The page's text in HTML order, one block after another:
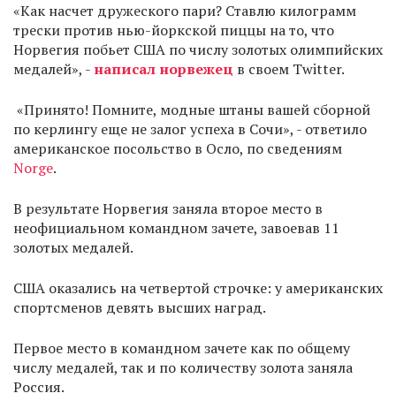
«Как насчет дружеского пари? Ставлю килограмм
трески против нью-йоркской пиццы на то, что
Норвегия побьет США по числу золотых олимпийских
медалей», - написал норвежец в своем Twitter.
«Принято! Помните, модные штаны вашей сборной
по кeрлингу еще не залог успеха в Сочи», - ответило
американское посольство в Осло, по сведениям
Norge.
В результате Норвегия заняла второе место в
неофициальном командном зачете, завоевав 11
золотых медалей.
США оказались на четвертой строчке: у американских
спортсменов девять высших наград.
Первое место в командном зачете как по общему
числу медалей, так и по количеству золота заняла
Россия.